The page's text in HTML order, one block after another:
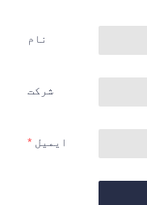
نام
شرکت
ایمیل